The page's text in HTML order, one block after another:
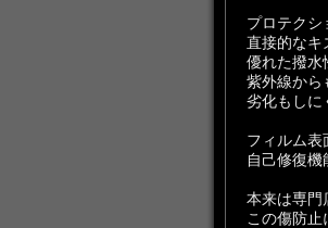
プロテクシ
直接的なキ
優れた撥水
紫外線から
劣化もしに
フィルム表
自己修復機
本来は専門
この傷防